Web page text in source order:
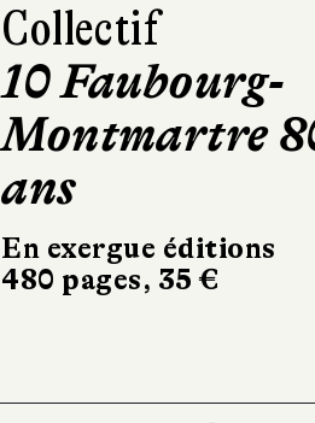
Collectif
10 Faubourg-
Montmartre
ans
En exergue éditions
480 pages, 35 €
Maxime
Mourir
fois